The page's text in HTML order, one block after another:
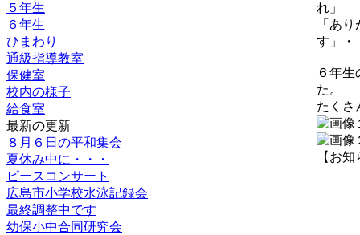
５年生
６年生
ひまわり
通級指導教室
保健室
校内の様子
給食室
最新の更新
８月６日の平和集会
夏休み中に・・・
ピースコンサート
広島市小学校水泳記録会
最終調整中です
幼保小中合同研究会
れ」
「あ
す」・
６年
た。
たくさ
【お